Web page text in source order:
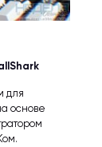
для
основе